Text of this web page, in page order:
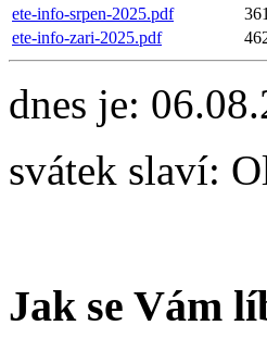
ete-info-srpen-2025.pdf
ete-info-zari-2025.pdf
dnes je:
svátek slaví:
Jak se Vám